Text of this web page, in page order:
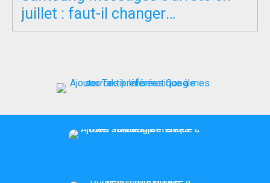
juillet : faut-il changer
d’application SMS ?